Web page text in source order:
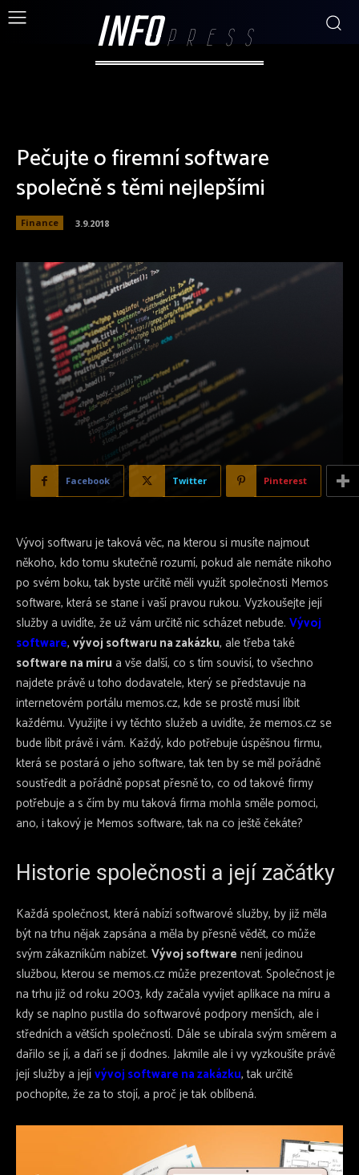
INFO PRESS
Pečujte o firemní software
společně s těmi nejlepšími
Finance 3.9.2018
Facebook Twitter Pinterest
Vývoj softwaru je taková věc, na kterou si musíte najmout
někoho, kdo tomu skutečně rozumí, pokud ale nemáte nikoho
po svém boku, tak byste určitě měli využít společnosti Memos
software, která se stane i vaší pravou rukou. Vyzkoušejte její
služby a uvidíte, že už vám určitě nic scházet nebude. Vývoj
software, vývoj softwaru na zakázku, ale třeba také
software na míru a vše další, co s tím souvisí, to všechno
najdete právě u toho dodavatele, který se představuje na
internetovém portálu memos.cz, kde se prostě musí líbit
každému. Využijte i vy těchto služeb a uvidíte, že memos.cz se
bude líbit právě i vám. Každý, kdo potřebuje úspěšnou firmu,
která se postará o jeho software, tak ten by se měl pořádně
soustředit a pořádně popsat přesně to, co od takové firmy
potřebuje a s čím by mu taková firma mohla směle pomoci,
ano, i takový je Memos software, tak na co ještě čekáte?
Historie společnosti a její začátky
Každá společnost, která nabízí softwarové služby, by již měla
být na trhu nějak zapsána a měla by přesně vědět, co může
svým zákazníkům nabízet. Vývoj software není jedinou
službou, kterou se memos.cz může prezentovat. Společnost je
na trhu již od roku 2003, kdy začala vyvíjet aplikace na míru a
kdy se naplno pustila do softwarové podpory menších, ale i
středních a větších společností. Dále se ubírala svým směrem a
dařilo se jí, a daří se jí dodnes. Jakmile ale i vy vyzkoušíte právě
její služby a jejívývoj software na zakázku, tak určitě
pochopíte, že za to stojí, a proč je tak oblíbená.